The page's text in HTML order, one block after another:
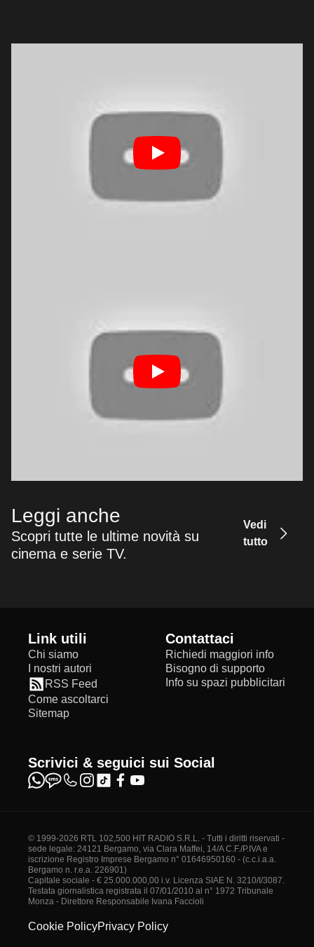
Leggi anche
Scopri tutte le ultime novità su
cinema e serie TV.
Vedi
tutto
Link utili
Chi siamo
I nostri autori
RSS Feed
Come ascoltarci
Sitemap
Contattaci
Richiedi maggiori info
Bisogno di supporto
Info su spazi pubblicitari
Scrivici & seguici sui Social
© 1999-2026 RTL 102,500 HIT RADIO S.R.L. - Tutti i diritti riservati -
sede legale: 24121 Bergamo, via Clara Maffei, 14/A C.F./P.IVA e
iscrizione Registro Imprese Bergamo n° 01646950160 - (c.c.i.a.a.
Bergamo n. r.e.a. 226901)
Capitale sociale - € 25.000.000,00 i.v. Licenza SIAE N. 3210/I/3087.
Testata giornalistica registrata il 07/01/2010 al n° 1972 Tribunale
Monza - Direttore Responsabile Ivana Faccioli
Cookie PolicyPrivacy Policy